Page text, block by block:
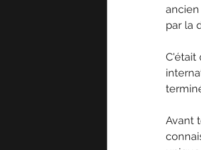
par la
C'était
Avant